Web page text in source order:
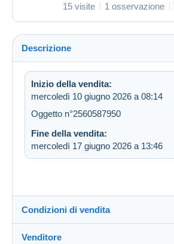
15 visite 1 osservazione
Descrizione
Inizio della vendita:
mercoledì 10 giugno 2026 a 08:14
Oggetto n°2560587950
Fine della vendita:
mercoledì 17 giugno 2026 a 13:46
Condizioni di vendita
Venditore